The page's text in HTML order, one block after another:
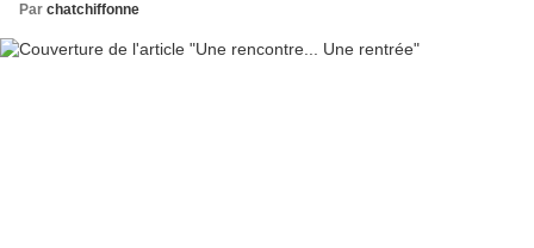
Par chatchiffonne